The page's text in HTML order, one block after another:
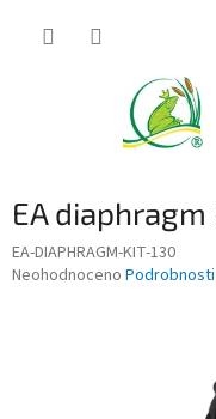
EA
EA-DIAPHRAGM-KIT-130
Průměrné
Neohodnoceno